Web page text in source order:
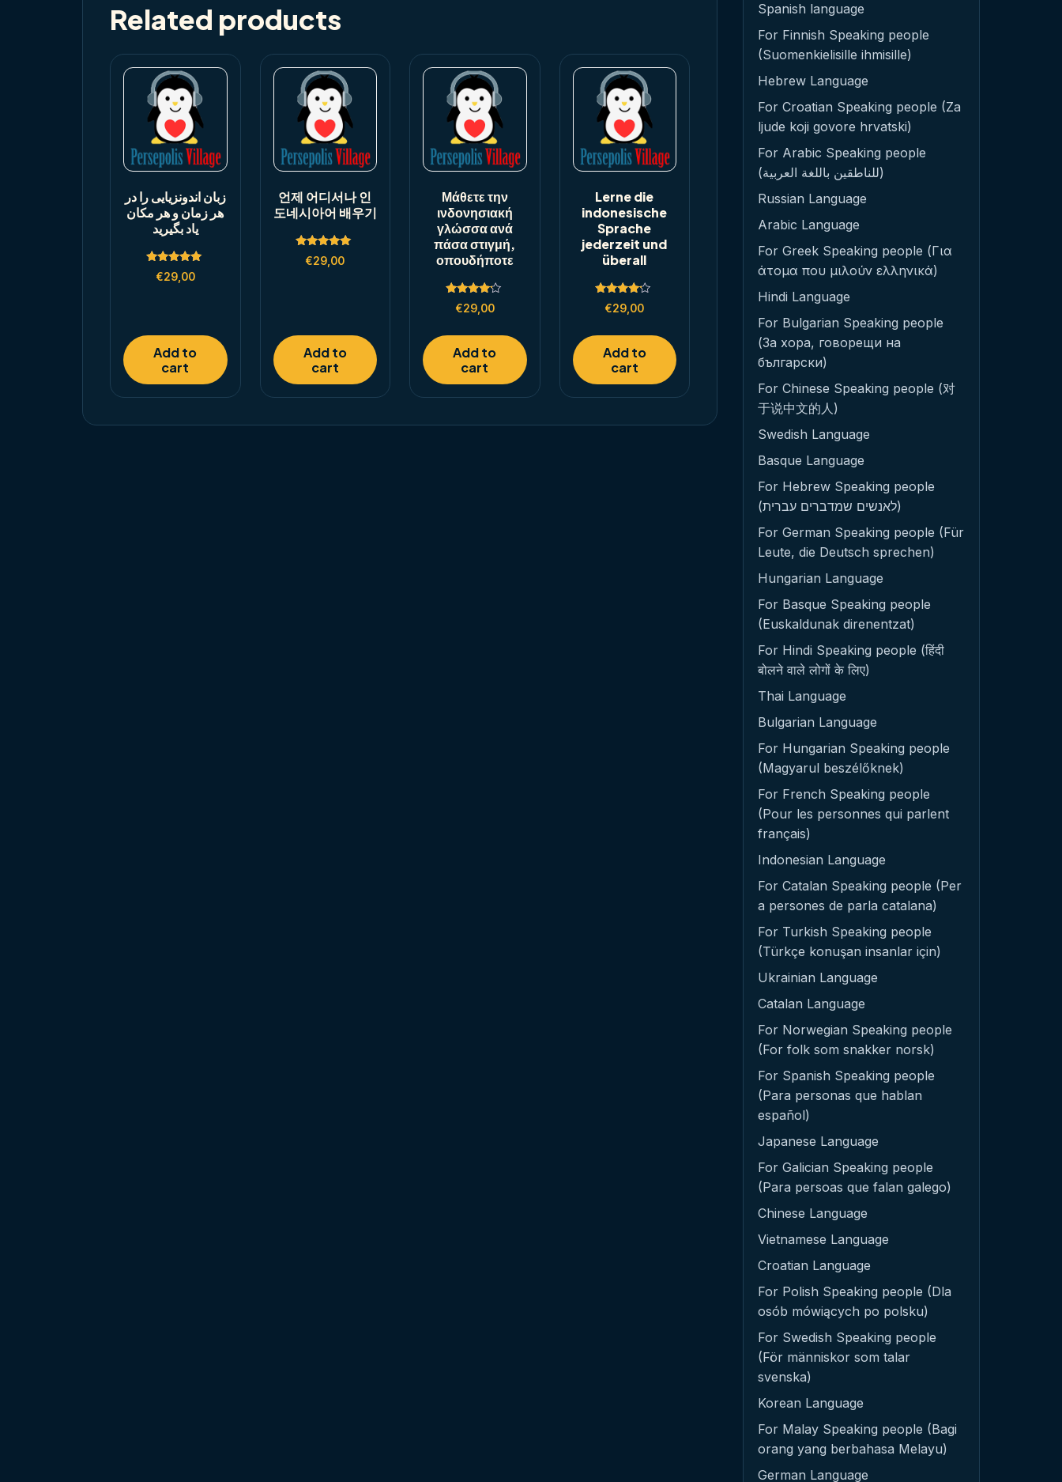
Related products
زبان اندونزیایی را در
هر زمان و هر مکان
یاد بگیرید
Rated
5.00
€29,00
Add to
cart
언제 어디서나 인
도네시아어 배우기
Rated
5.00
€29,00
Add to
cart
Μάθετε την
ινδονησιακή
γλώσσα ανά
πάσα στιγμή,
οπουδήποτε
Rated
4.00
€29,00
Add to
cart
Lerne die
indonesische
Sprache
jederzeit und
überall
Rated
4.00
€29,00
Add to
cart
Spanish language
For Finnish Speaking people
(Suomenkielisille ihmisille)
Hebrew Language
For Croatian Speaking people (Za
ljude koji govore hrvatski)
For Arabic Speaking people
(للناطقين باللغة العربية)
Russian Language
Arabic Language
For Greek Speaking people (Για
άτομα που μιλούν ελληνικά)
Hindi Language
For Bulgarian Speaking people
(За хора, говорещи на
български)
For Chinese Speaking people (对
于说中文的人)
Swedish Language
Basque Language
For Hebrew Speaking people
(לאנשים שמדברים עברית)
For German Speaking people (Für
Leute, die Deutsch sprechen)
Hungarian Language
For Basque Speaking people
(Euskaldunak direnentzat)
For Hindi Speaking people (हिंदी
बोलने वाले लोगों के लिए)
Thai Language
Bulgarian Language
For Hungarian Speaking people
(Magyarul beszélőknek)
For French Speaking people
(Pour les personnes qui parlent
français)
Indonesian Language
For Catalan Speaking people (Per
a persones de parla catalana)
For Turkish Speaking people
(Türkçe konuşan insanlar için)
Ukrainian Language
Catalan Language
For Norwegian Speaking people
(For folk som snakker norsk)
For Spanish Speaking people
(Para personas que hablan
español)
Japanese Language
For Galician Speaking people
(Para persoas que falan galego)
Chinese Language
Vietnamese Language
Croatian Language
For Polish Speaking people (Dla
osób mówiących po polsku)
For Swedish Speaking people
(För människor som talar
svenska)
Korean Language
For Malay Speaking people (Bagi
orang yang berbahasa Melayu)
German Language